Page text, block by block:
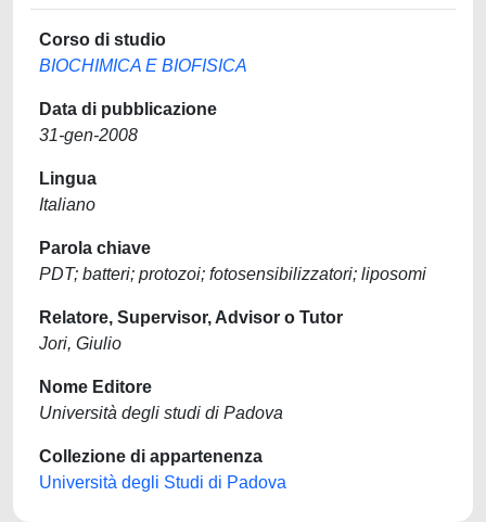
Corso di studio
BIOCHIMICA E BIOFISICA
Data di pubblicazione
31-gen-2008
Lingua
Italiano
Parola chiave
PDT; batteri; protozoi; fotosensibilizzatori; liposomi
Relatore, Supervisor, Advisor o Tutor
Jori, Giulio
Nome Editore
Università degli studi di Padova
Collezione di appartenenza
Università degli Studi di Padova